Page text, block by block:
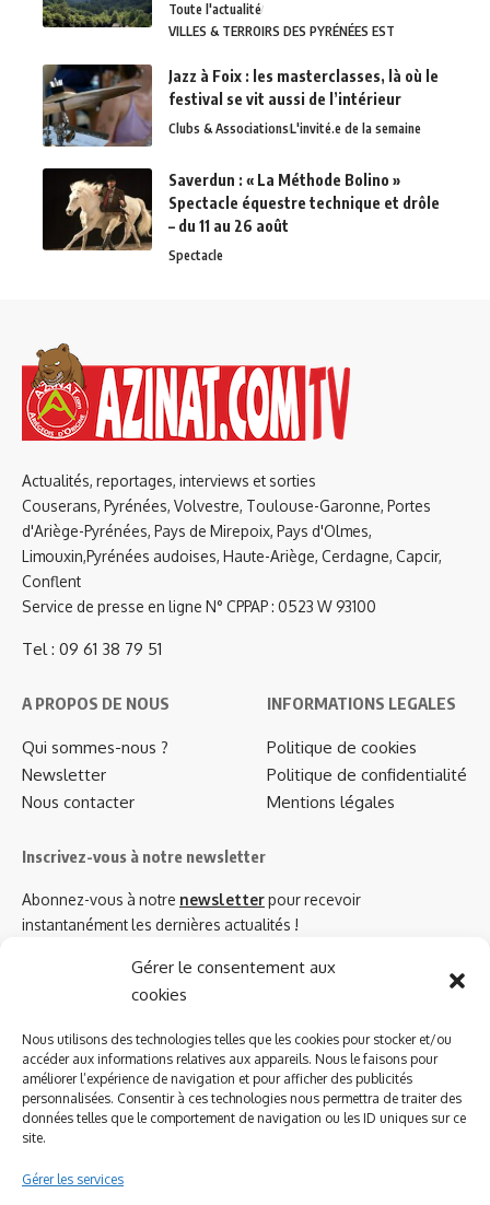
Gérer le consentement aux
cookies
Nous utilisons des technologies telles que les cookies pour stocker et/ou
accéder aux informations relatives aux appareils. Nous le faisons pour
améliorer l’expérience de navigation et pour afficher des publicités
personnalisées. Consentir à ces technologies nous permettra de traiter des
données telles que le comportement de navigation ou les ID uniques sur ce
site.
Gérer les services
Toute l'actualité
VILLES & TERROIRS DES PYRÉNÉES EST
Jazz à Foix : les masterclasses, là où le
festival se vit aussi de l’intérieur
Clubs & AssociationsL'invité.e de la semaine
Saverdun : « La Méthode Bolino »
Spectacle équestre technique et drôle
– du 11 au 26 août
Spectacle
Actualités, reportages, interviews et sorties
Couserans, Pyrénées, Volvestre, Toulouse-Garonne, Portes
d'Ariège-Pyrénées, Pays de Mirepoix, Pays d'Olmes,
Limouxin,Pyrénées audoises, Haute-Ariège, Cerdagne, Capcir,
Conflent
Service de presse en ligne N° CPPAP : 0523 W 93100
Tel : 09 61 38 79 51
A PROPOS DE NOUS
Qui sommes-nous ?
Newsletter
Nous contacter
INFORMATIONS LEGALES
Politique de cookies
Politique de confidentialité
Mentions légales
Inscrivez-vous à notre newsletter
Abonnez-vous à notre newsletterpour recevoir
instantanément les dernières actualités !
Azinat.com TV soutient